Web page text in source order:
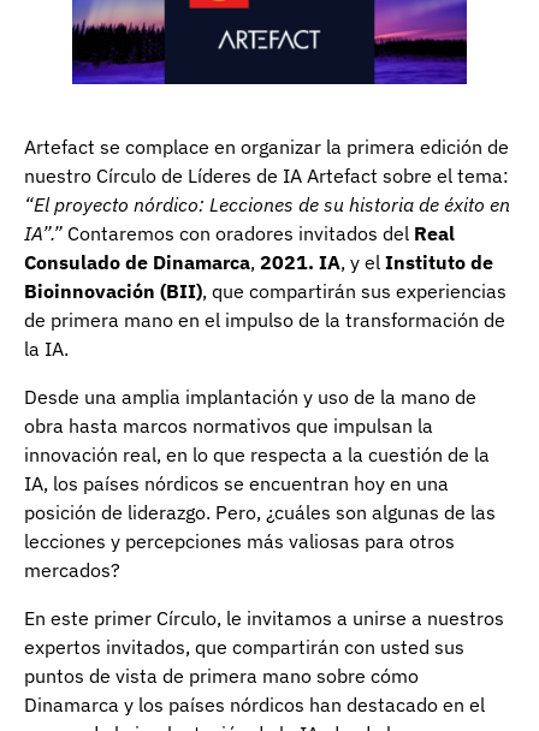
Artefact se complace en organizar la primera edición de
nuestro Círculo de Líderes de IA Artefact sobre el tema:
“El proyecto nórdico: Lecciones de su historia de éxito en
IA”.” Contaremos con oradores invitados del Real
Consulado de Dinamarca, 2021. IA, y el Instituto de
Bioinnovación (BII), que compartirán sus experiencias
de primera mano en el impulso de la transformación de
la IA.
Desde una amplia implantación y uso de la mano de
obra hasta marcos normativos que impulsan la
innovación real, en lo que respecta a la cuestión de la
IA, los países nórdicos se encuentran hoy en una
posición de liderazgo. Pero, ¿cuáles son algunas de las
lecciones y percepciones más valiosas para otros
mercados?
En este primer Círculo, le invitamos a unirse a nuestros
expertos invitados, que compartirán con usted sus
puntos de vista de primera mano sobre cómo
Dinamarca y los países nórdicos han destacado en el